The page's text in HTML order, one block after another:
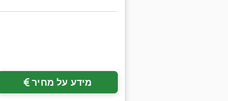
מידע על מחיר